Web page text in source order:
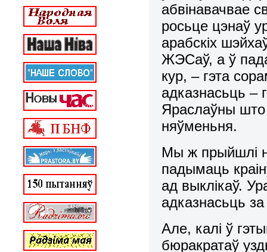
абвінавачвае
росьце цэнаў
арабскіх
ЖЭСаў, а ў
кур, – гэта
адказнасьць –
Яраслаўны што
няўменьня.
Мы ж прыйшлі
падымаць
ад выклікаў.
адказнасьць
Але, калі ў
бюракратаў